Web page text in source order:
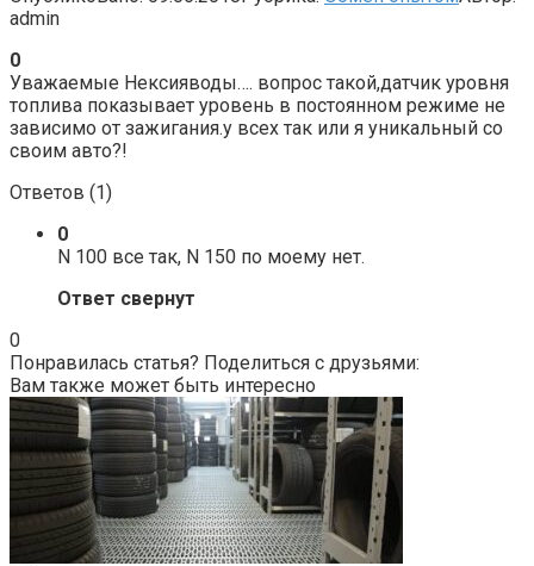
admin
0
Уважаемые Нексияводы…. вопрос такой,датчик уровня
топлива показывает уровень в постоянном режиме не
зависимо от зажигания.у всех так или я уникальный со
своим авто?!
Ответов (1)
0
N 100 все так, N 150 по моему нет.
Ответ свернут
0
Понравилась статья? Поделиться с друзьями:
Вам также может быть интересно